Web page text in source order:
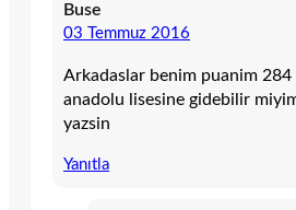
Buse
03 Temmuz 2016
Arkadaslar benim puanim 284
anadolu lisesine gidebilir
yazsin
Yanıtla